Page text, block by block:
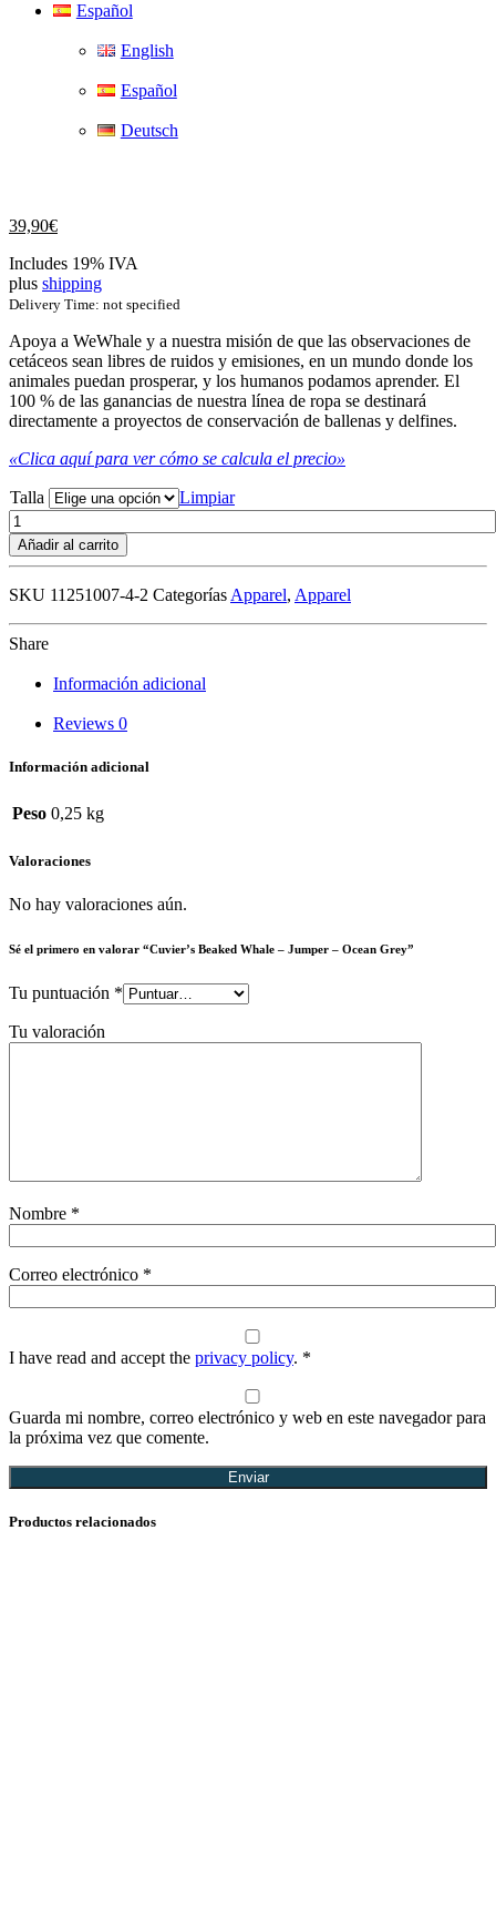
Español
English
Español
Deutsch
39,90€
Includes 19% IVA
plus shipping
Delivery Time: not specified
Apoya a WeWhale y a nuestra misión de que las observaciones de
cetáceos sean libres de ruidos y emisiones, en un mundo donde los
animales puedan prosperar, y los humanos podamos aprender. El
100 % de las ganancias de nuestra línea de ropa se destinará
directamente a proyectos de conservación de ballenas y delfines.
«Clica aquí para ver cómo se calcula el precio»
Talla
Limpiar
Cuvier’s
Beaked
Whale
Jumper
Ocean
cantidad
Añadir al carrito
SKU 11251007-4-2 Categorías Apparel, Apparel
Share
Información adicional
Reviews 0
Información adicional
Peso 0,25 kg
Valoraciones
No hay valoraciones aún.
Sé el primero en valorar “Cuvier’s Beaked Whale – Jumper – Ocean Grey”
Tu puntuación *
Tu valoración
Nombre *
Correo electrónico *
I have read and accept the privacy policy. *
Guarda mi nombre, correo electrónico y web en este navegador para
la próxima vez que comente.
Productos relacionados